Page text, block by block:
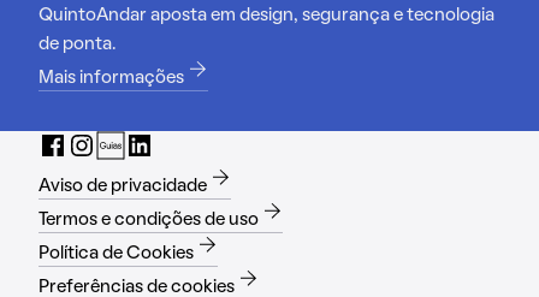
QuintoAndar aposta em design, segurança e tecnologia
de ponta.
Mais informações
Aviso de privacidade
Termos e condições de uso
Política de Cookies
Preferências de cookies